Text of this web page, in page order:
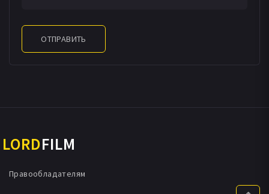
ОТПРАВИТЬ
LORDFILM
Правообладателям